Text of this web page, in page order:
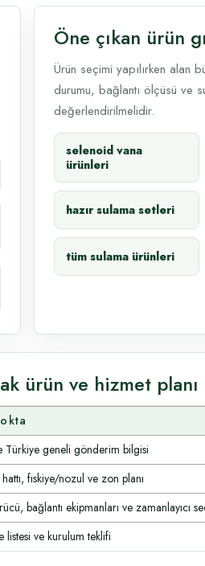
Öne çıkan ürün
Ürün seçimi yapılırken alan
durumu, bağlantı ölçüsü ve
değerlendirilmelidir.
selenoid vana
ürünleri
hazır sulama setleri
tüm sulama ürünleri
ürün ve hizmet planı
Türkiye geneli gönderim bilgisi
fıskiye/nozul ve zon planı
bağlantı ekipmanları ve zamanlayıcı
ve kurulum teklifi